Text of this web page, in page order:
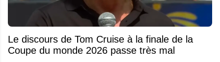
Le discours de Tom Cruise à la finale de la
Coupe du monde 2026 passe très mal